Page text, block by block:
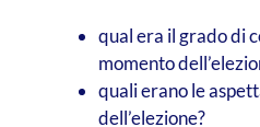
qual era il grado di
momento
quali erano le
dell’elezione?